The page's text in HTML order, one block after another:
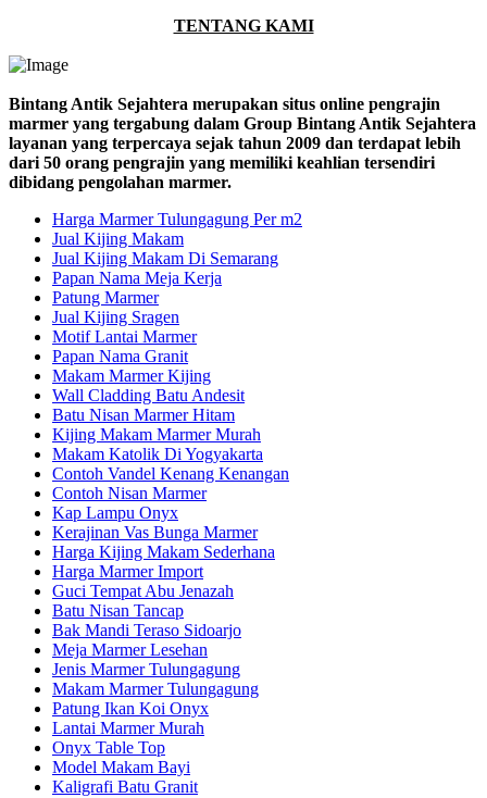
TENTANG KAMI
Bintang Antik Sejahtera merupakan situs online pengrajin
marmer yang tergabung dalam Group Bintang Antik Sejahtera
layanan yang terpercaya sejak tahun 2009 dan terdapat lebih
dari 50 orang pengrajin yang memiliki keahlian tersendiri
dibidang pengolahan marmer.
Harga Marmer Tulungagung Per m2
Jual Kijing Makam
Jual Kijing Makam Di Semarang
Papan Nama Meja Kerja
Patung Marmer
Jual Kijing Sragen
Motif Lantai Marmer
Papan Nama Granit
Makam Marmer Kijing
Wall Cladding Batu Andesit
Batu Nisan Marmer Hitam
Kijing Makam Marmer Murah
Makam Katolik Di Yogyakarta
Contoh Vandel Kenang Kenangan
Contoh Nisan Marmer
Kap Lampu Onyx
Kerajinan Vas Bunga Marmer
Harga Kijing Makam Sederhana
Harga Marmer Import
Guci Tempat Abu Jenazah
Batu Nisan Tancap
Bak Mandi Teraso Sidoarjo
Meja Marmer Lesehan
Jenis Marmer Tulungagung
Makam Marmer Tulungagung
Patung Ikan Koi Onyx
Lantai Marmer Murah
Onyx Table Top
Model Makam Bayi
Kaligrafi Batu Granit